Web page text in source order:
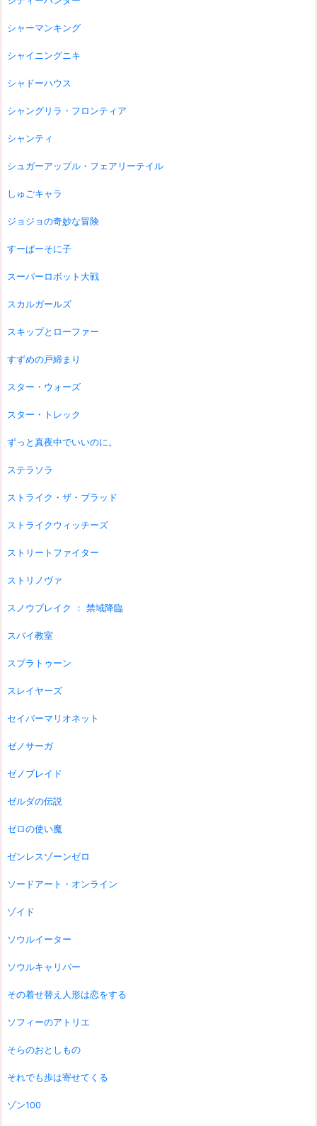
シャーマンキング
シャイニングニキ
シャドーハウス
シャングリラ・フロンティア
シャンティ
シュガーアップル・フェアリーテイル
しゅごキャラ
ジョジョの奇妙な冒険
すーぱーそに子
スーパーロボット大戦
スカルガールズ
スキップとローファー
すずめの戸締まり
スター・ウォーズ
スター・トレック
ずっと真夜中でいいのに。
ステラソラ
ストライク・ザ・ブラッド
ストライクウィッチーズ
ストリートファイター
ストリノヴァ
スノウブレイク ： 禁域降臨
スパイ教室
スプラトゥーン
スレイヤーズ
セイバーマリオネット
ゼノサーガ
ゼノブレイド
ゼルダの伝説
ゼロの使い魔
ゼンレスゾーンゼロ
ソードアート・オンライン
ゾイド
ソウルイーター
ソウルキャリバー
その着せ替え人形は恋をする
ソフィーのアトリエ
そらのおとしもの
それでも歩は寄せてくる
ゾン100